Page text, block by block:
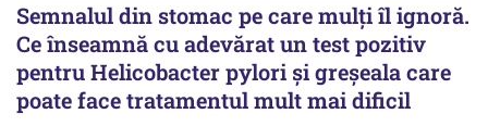
Semnalul din stomac pe care mulți îl ignoră.
Ce înseamnă cu adevărat un test pozitiv
pentru Helicobacter pylori și greșeala care
poate face tratamentul mult mai dificil